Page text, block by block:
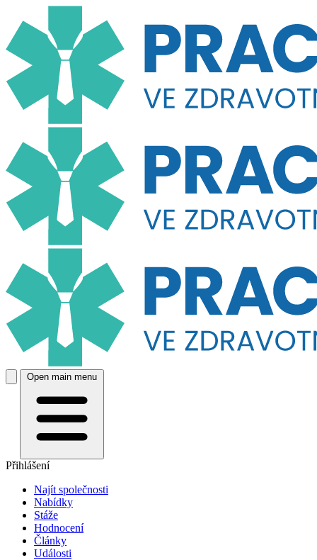
Open main menu
Přihlášení
Najít společnosti
Nabídky
Stáže
Hodnocení
Články
Události